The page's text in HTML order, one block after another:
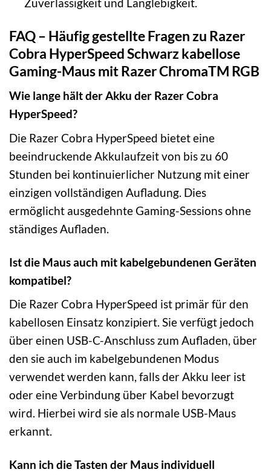
FAQ – Häufig gestellte Fragen zu Razer
Cobra HyperSpeed Schwarz kabellose
Gaming-Maus mit Razer ChromaTM RGB
Wie lange hält der Akku der Razer Cobra
HyperSpeed?
Die Razer Cobra HyperSpeed bietet eine
beeindruckende Akkulaufzeit von bis zu 60
Stunden bei kontinuierlicher Nutzung mit einer
einzigen vollständigen Aufladung. Dies
ermöglicht ausgedehnte Gaming-Sessions ohne
ständiges Aufladen.
Ist die Maus auch mit kabelgebundenen Geräten
kompatibel?
Die Razer Cobra HyperSpeed ist primär für den
kabellosen Einsatz konzipiert. Sie verfügt jedoch
über einen USB-C-Anschluss zum Aufladen, über
den sie auch im kabelgebundenen Modus
verwendet werden kann, falls der Akku leer ist
oder eine Verbindung über Kabel bevorzugt
wird. Hierbei wird sie als normale USB-Maus
erkannt.
Kann ich die Tasten der Maus individuell